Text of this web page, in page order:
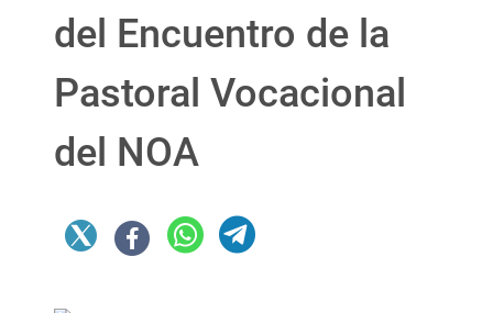
del Encuentro de la
Pastoral Vocacional
del NOA